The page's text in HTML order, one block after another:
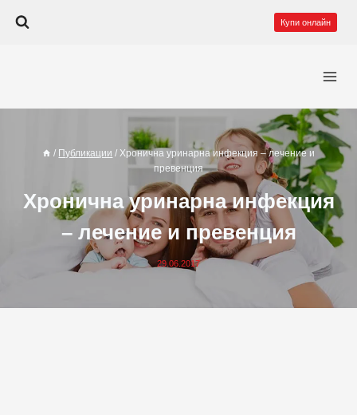
съдържанието
Купи онлайн
/ Публикации / Хронична уринарна инфекция – лечение и
превенция
Хронична уринарна инфекция
– лечение и превенция
29.06.2017